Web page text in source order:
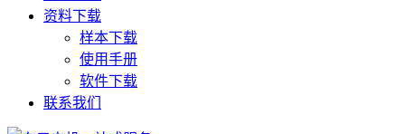
资料下载
样本下载
使用手册
软件下载
联系我们